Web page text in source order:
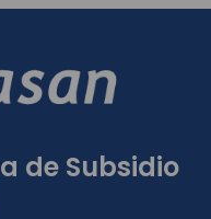
de Subsidio